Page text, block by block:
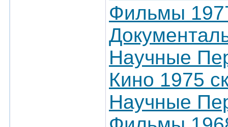
Фильмы
Научные
Кино 1975
Научные